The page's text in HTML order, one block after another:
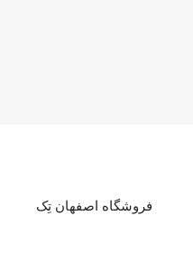
فروشگاه اصفهان تِک